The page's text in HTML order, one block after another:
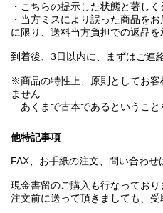
・こちらの提示した状態と著し
・当方ミスにより誤った商品を
に限り、送料当方負担での返品
到着後、3日以内に、まずはご連
※商品の特性上、原則としてお客
ません
あくまで古本であるということ
他特記事項
FAX、お手紙の注文、問い合わせ
現金書留のご購入も行なっており
注文前に送って頂きましても、受